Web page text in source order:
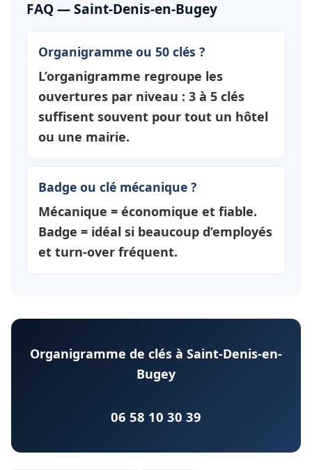
FAQ — Saint-Denis-en-Bugey
Organigramme ou 50 clés ?
L’organigramme regroupe les
ouvertures par niveau : 3 à 5 clés
suffisent souvent pour tout un hôtel
ou une mairie.
Badge ou clé mécanique ?
Mécanique = économique et fiable.
Badge = idéal si beaucoup d’employés
et turn-over fréquent.
Organigramme de clés à Saint-Denis-en-
Bugey
06 58 10 30 39